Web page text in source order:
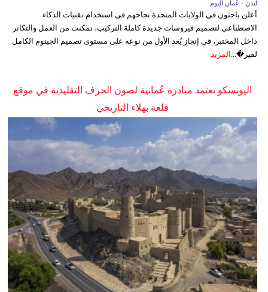
لندن - عُمان اليوم
أعلن باحثون في الولايات المتحدة نجاحهم في استخدام تقنيات الذكاء
الاصطناعي لتصميم فيروسات جديدة كاملة التركيب، تمكنت من العمل والتكاثر
داخل المختبر، في إنجاز يُعد الأول من نوعه على مستوى تصميم الجينوم الكامل
لفير�... المزيد
اليونسكو تعتمد مبادرة عُمانية لصون الحرف التقليدية في موقع
قلعة بهلاء التاريخي